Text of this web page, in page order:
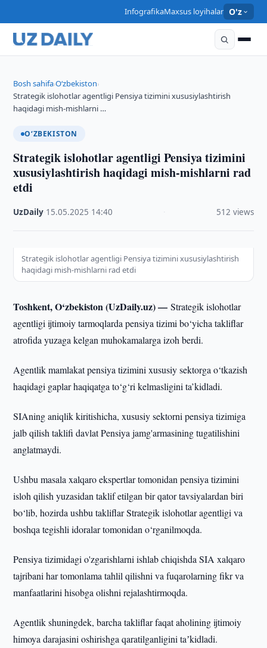
InfografikaMaxsus loyihalar O'z
Bosh sahifa›O‘zbekiston›
Strategik islohotlar agentligi Pensiya tizimini xususiylashtirish
haqidagi mish-mishlarni …
O‘ZBEKISTON
Strategik islohotlar agentligi Pensiya tizimini
xususiylashtirish haqidagi mish-mishlarni rad
etdi
UzDaily 15.05.2025 14:40 512 views
Strategik islohotlar agentligi Pensiya tizimini xususiylashtirish
haqidagi mish-mishlarni rad etdi
Toshkent, O‘zbekiston (UzDaily.uz) —Strategik islohotlar
agentligi ijtimoiy tarmoqlarda pensiya tizimi bo‘yicha takliflar
atrofida yuzaga kelgan muhokamalarga izoh berdi.
Agentlik mamlakat pensiya tizimini xususiy sektorga o‘tkazish
haqidagi gaplar haqiqatga to‘g‘ri kelmasligini ta’kidladi.
SIAning aniqlik kiritishicha, xususiy sektorni pensiya tizimiga
jalb qilish taklifi davlat Pensiya jamg'armasining tugatilishini
anglatmaydi.
Ushbu masala xalqaro ekspertlar tomonidan pensiya tizimini
isloh qilish yuzasidan taklif etilgan bir qator tavsiyalardan biri
bo‘lib, hozirda ushbu takliflar Strategik islohotlar agentligi va
boshqa tegishli idoralar tomonidan o‘rganilmoqda.
Pensiya tizimidagi o'zgarishlarni ishlab chiqishda SIA xalqaro
tajribani har tomonlama tahlil qilishni va fuqarolarning fikr va
manfaatlarini hisobga olishni rejalashtirmoqda.
Agentlik shuningdek, barcha takliflar faqat aholining ijtimoiy
himoya darajasini oshirishga qaratilganligini taʼkidladi.